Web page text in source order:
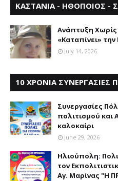
ΚΑΣΤΑΝΙΑ - ΗΘΟΠΟΙΟΣ -
Aνάπτυξη
«Καταπίνει»
July 14, 2026
10 ΧΡΟΝΙΑ ΣΥΝΕΡΓΑΣΙΕΣ
Συνεργασίες
πολιτισμού και
καλοκαίρι
June 29, 2026
Ηλιούπολη:
τον
Αγ. Μαρίνας "Η